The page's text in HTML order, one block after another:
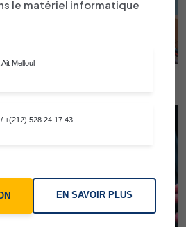
De Livraison
le matériel informatique
Melloul
/ +(212) 528.24.17.43
EN SAVOIR PLUS